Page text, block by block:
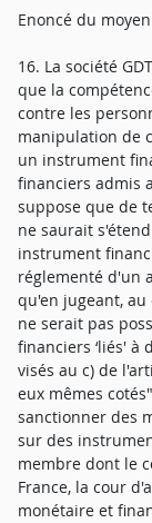
Enoncé du moyen
16. La société
que la
contre les
manipulation de
un instrument
financiers admis
suppose que de
ne saurait
instrument
réglementé d'un
qu'en jugeant,
ne serait pas
financiers ‘liés' à
visés au c) de
eux mêmes
sanctionner des
sur des
membre dont le
France, la cour
monétaire et